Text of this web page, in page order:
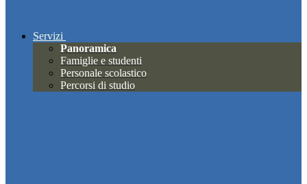
Servizi
Panoramica
Famiglie e studenti
Personale scolastico
Percorsi di studio